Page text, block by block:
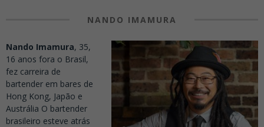
NANDO IMAMURA
Nando Imamura, 35,
16 anos fora o Brasil,
fez carreira de
bartender em bares de
Hong Kong, Japão e
Austrália O bartender
brasileiro esteve atrás